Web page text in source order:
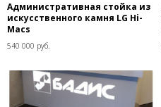
Административная стойка из
искусственного камня LG Hi-
Macs
540 000 руб.